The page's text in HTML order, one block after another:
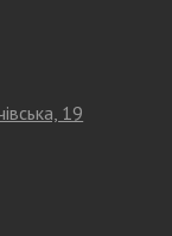
19